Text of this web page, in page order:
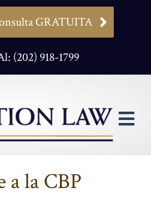
GRATUITA
(202) 918-1799
a la CBP